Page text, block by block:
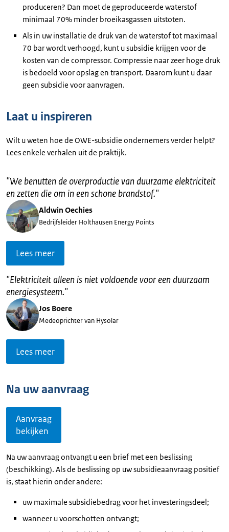
produceren? Dan moet de geproduceerde waterstof
minimaal 70% minder broeikasgassen uitstoten.
Als in uw installatie de druk van de waterstof tot maximaal
70 bar wordt verhoogd, kunt u subsidie krijgen voor de
kosten van de compressor. Compressie naar zeer hoge druk
is bedoeld voor opslag en transport. Daarom kunt u daar
geen subsidie voor aanvragen.
Laat u inspireren
Wilt u weten hoe de OWE-subsidie ondernemers verder helpt?
Lees enkele verhalen uit de praktijk.
"We benutten de overproductie van duurzame elektriciteit
en zetten die om in een schone brandstof."
Aldwin Oechies
Bedrijfsleider Holthausen Energy Points
Lees meer
"Elektriciteit alleen is niet voldoende voor een duurzaam
energiesysteem."
Jos Boere
Medeoprichter van Hysolar
Lees meer
Na uw aanvraag
Aanvraag
bekijken
Na uw aanvraag ontvangt u een brief met een beslissing
(beschikking). Als de beslissing op uw subsidieaanvraag positief
is, staat hierin onder andere:
uw maximale subsidiebedrag voor het investeringsdeel;
wanneer u voorschotten ontvangt;